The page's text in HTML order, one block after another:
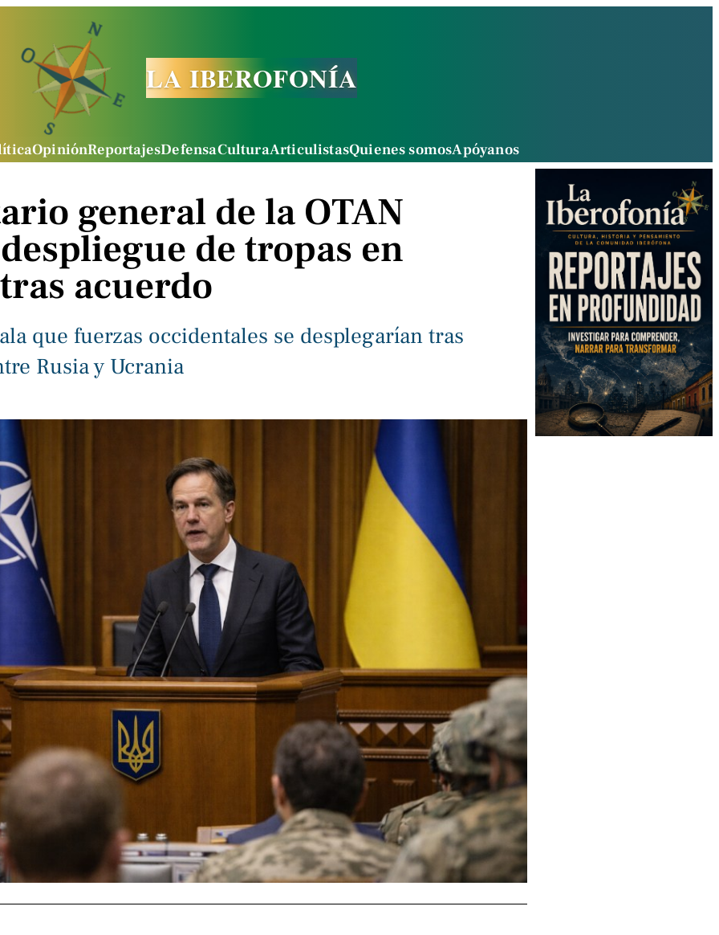
LA IBEROFONÍA
OpiniónReportajesDefensaCulturaArticulistasQuienes somosApóyanos
general de la OTAN
de tropas en
acuerdo
que fuerzas occidentales se desplegarían tras
Rusia y Ucrania